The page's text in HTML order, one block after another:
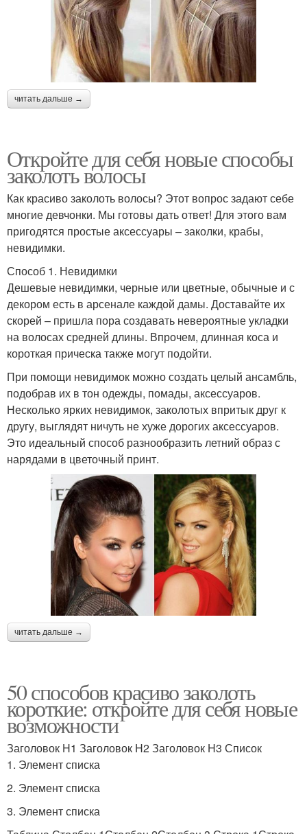
читать дальше →
Откройте для себя новые способы
заколоть волосы
Как красиво заколоть волосы? Этот вопрос задают себе
многие девчонки. Мы готовы дать ответ! Для этого вам
пригодятся простые аксессуары – заколки, крабы,
невидимки.
Способ 1. Невидимки
Дешевые невидимки, черные или цветные, обычные и с
декором есть в арсенале каждой дамы. Доставайте их
скорей – пришла пора создавать невероятные укладки
на волосах средней длины. Впрочем, длинная коса и
короткая прическа также могут подойти.
При помощи невидимок можно создать целый ансамбль,
подобрав их в тон одежды, помады, аксессуаров.
Несколько ярких невидимок, заколотых впритык друг к
другу, выглядят ничуть не хуже дорогих аксессуаров.
Это идеальный способ разнообразить летний образ с
нарядами в цветочный принт.
читать дальше →
50 способов красиво заколоть
короткие: откройте для себя новые
возможности
Заголовок H1 Заголовок H2 Заголовок H3 Список
1. Элемент списка
2. Элемент списка
3. Элемент списка